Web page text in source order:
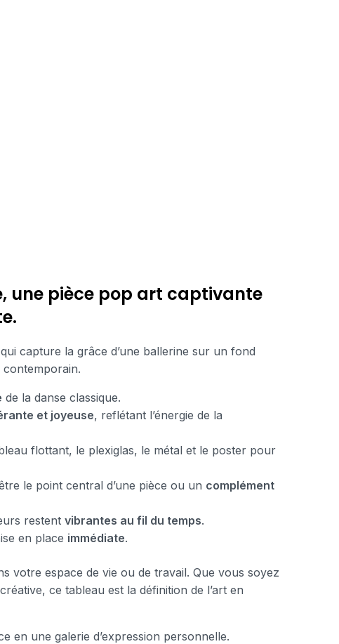
une pièce pop art captivante
capture la grâce d’une ballerine sur un fond
contemporain.
de la danse classique.
et joyeuse, reflétant l’énergie de la
flottant, le plexiglas, le métal et le poster pour
le point central d’une pièce ou un complément
restent vibrantes au fil du temps.
en place immédiate.
votre espace de vie ou de travail. Que vous soyez
ce tableau est la définition de l’art en
en une galerie d’expression personnelle.